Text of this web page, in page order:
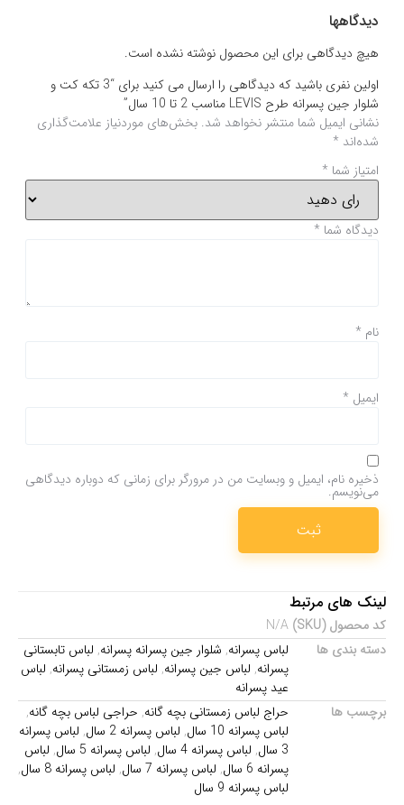
دیدگاهها
هیچ دیدگاهی برای این محصول نوشته نشده است.
اولین نفری باشید که دیدگاهی را ارسال می کنید برای “3 تکه کت و
شلوار جین پسرانه طرح LEVIS مناسب 2 تا 10 سال”
نشانی ایمیل شما منتشر نخواهد شد. بخش‌های موردنیاز علامت‌گذاری
شده‌اند *
امتیاز شما *
دیدگاه شما *
نام *
ایمیل *
ذخیره نام، ایمیل و وبسایت من در مرورگر برای زمانی که دوباره دیدگاهی
می‌نویسم.
لینک های مرتبط
کد محصول (SKU)
N/A
دسته بندی ها
لباس پسرانه, شلوار جین پسرانه پسرانه, لباس تابستانی
پسرانه, لباس جین پسرانه, لباس زمستانی پسرانه, لباس
عید پسرانه
برچسب ها
حراج لباس زمستانی بچه گانه, حراجی لباس بچه گانه,
لباس پسرانه 10 سال
, لباس پسرانه 2 سال , لباس پسرانه
3 سال
, لباس پسرانه 4 سال , لباس پسرانه 5 سال , لباس
پسرانه 6 سال
, لباس پسرانه 7 سال , لباس پسرانه 8 سال
,
لباس پسرانه 9 سال